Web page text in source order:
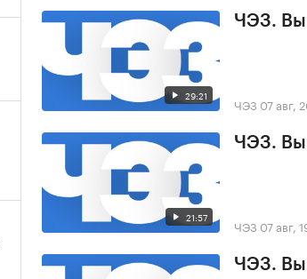
29:21
ЧЭЗ.
ЧЭЗ 07 авг,
21:57
ЧЭЗ.
ЧЭЗ 07 авг,
ЧЭЗ.